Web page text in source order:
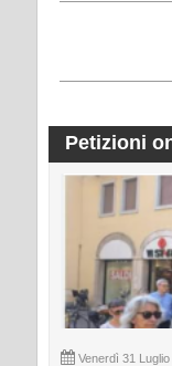
Petizioni
Venerdì 31